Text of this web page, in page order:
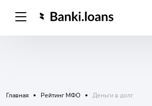
Главная Рейтинг МФО Деньги в долг